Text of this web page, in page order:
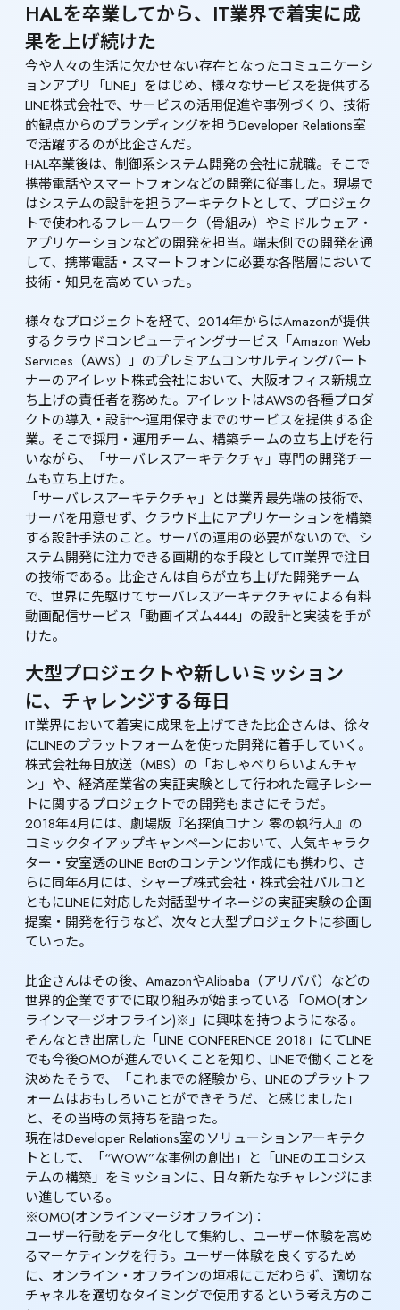
HALを卒業してから、IT業界で着実に成
果を上げ続けた
今や人々の生活に欠かせない存在となったコミュニケーシ
ョンアプリ「LINE」をはじめ、様々なサービスを提供する
LINE株式会社で、サービスの活用促進や事例づくり、技術
的観点からのブランディングを担うDeveloper Relations室
で活躍するのが比企さんだ。
HAL卒業後は、制御系システム開発の会社に就職。そこで
携帯電話やスマートフォンなどの開発に従事した。現場で
はシステムの設計を担うアーキテクトとして、プロジェク
トで使われるフレームワーク（骨組み）やミドルウェア・
アプリケーションなどの開発を担当。端末側での開発を通
して、携帯電話・スマートフォンに必要な各階層において
技術・知見を高めていった。
様々なプロジェクトを経て、2014年からはAmazonが提供
するクラウドコンピューティングサービス「Amazon Web
Services（AWS）」のプレミアムコンサルティングパート
ナーのアイレット株式会社において、大阪オフィス新規立
ち上げの責任者を務めた。アイレットはAWSの各種プロダ
クトの導入・設計～運用保守までのサービスを提供する企
業。そこで採用・運用チーム、構築チームの立ち上げを行
いながら、「サーバレスアーキテクチャ」専門の開発チー
ムも立ち上げた。
「サーバレスアーキテクチャ」とは業界最先端の技術で、
サーバを用意せず、クラウド上にアプリケーションを構築
する設計手法のこと。サーバの運用の必要がないので、シ
ステム開発に注力できる画期的な手段としてIT業界で注目
の技術である。比企さんは自らが立ち上げた開発チーム
で、世界に先駆けてサーバレスアーキテクチャによる有料
動画配信サービス「動画イズム444」の設計と実装を手が
けた。
大型プロジェクトや新しいミッション
に、チャレンジする毎日
IT業界において着実に成果を上げてきた比企さんは、徐々
にLINEのプラットフォームを使った開発に着手していく。
株式会社毎日放送（MBS）の「おしゃべりらいよんチャ
ン」や、経済産業省の実証実験として行われた電子レシー
トに関するプロジェクトでの開発もまさにそうだ。
2018年4月には、劇場版『名探偵コナン 零の執行人』の
コミックタイアップキャンペーンにおいて、人気キャラク
ター・安室透のLINE Botのコンテンツ作成にも携わり、さ
らに同年6月には、シャープ株式会社・株式会社パルコと
ともにLINEに対応した対話型サイネージの実証実験の企画
提案・開発を行うなど、次々と大型プロジェクトに参画し
ていった。
比企さんはその後、AmazonやAlibaba（アリババ）などの
世界的企業ですでに取り組みが始まっている「OMO(オン
ラインマージオフライン)※」に興味を持つようになる。
そんなとき出席した「LINE CONFERENCE 2018」にてLINE
でも今後OMOが進んでいくことを知り、LINEで働くことを
決めたそうで、「これまでの経験から、LINEのプラットフ
ォームはおもしろいことができそうだ、と感じました」
と、その当時の気持ちを語った。
現在はDeveloper Relations室のソリューションアーキテク
トとして、「“WOW”な事例の創出」と「LINEのエコシス
テムの構築」をミッションに、日々新たなチャレンジにま
い進している。
※OMO(オンラインマージオフライン)：
ユーザー行動をデータ化して集約し、ユーザー体験を高め
るマーケティングを行う。ユーザー体験を良くするため
に、オンライン・オフラインの垣根にこだわらず、適切な
チャネルを適切なタイミングで使用するという考え方のこ